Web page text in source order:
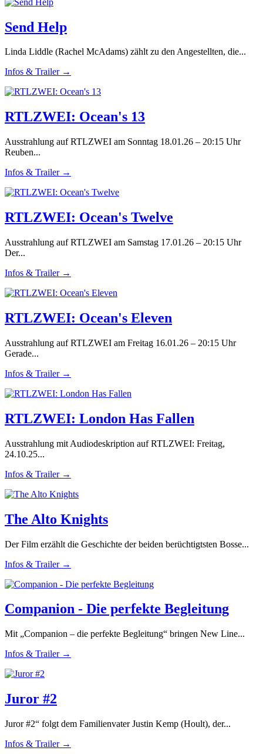
Send Help
Linda Liddle (Rachel McAdams) zählt zu den Angestellten, die...
Infos & Trailer →
RTLZWEI: Ocean's 13
Ausstrahlung auf RTLZWEI am Sonntag 18.01.26 – 20:15 Uhr
Reuben...
Infos & Trailer →
RTLZWEI: Ocean's Twelve
Ausstrahlung auf RTLZWEI am Samstag 17.01.26 – 20:15 Uhr
Der...
Infos & Trailer →
RTLZWEI: Ocean's Eleven
Ausstrahlung auf RTLZWEI am Freitag 16.01.26 – 20:15 Uhr
Gerade...
Infos & Trailer →
RTLZWEI: London Has Fallen
Ausstrahlung mit Audiodeskription auf RTLZWEI: Freitag,
24.10.25...
Infos & Trailer →
The Alto Knights
Der Film erzählt die Geschichte der beiden berüchtigtsten Bosse...
Infos & Trailer →
Companion - Die perfekte Begleitung
Mit „Companion – die perfekte Begleitung“ bringen New Line...
Infos & Trailer →
Juror #2
Juror #2“ folgt dem Familienvater Justin Kemp (Hoult), der...
Infos & Trailer →